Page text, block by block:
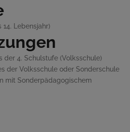
14. Lebensjahr)
der 4. Schulstufe (Volksschule)
der Volksschule oder Sonderschule
mit Sonderpädagogischem